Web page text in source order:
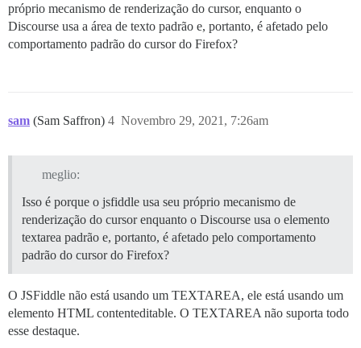
próprio mecanismo de renderização do cursor, enquanto o
Discourse usa a área de texto padrão e, portanto, é afetado pelo
comportamento padrão do cursor do Firefox?
sam (Sam Saffron) Novembro 29, 2021, 7:26am
4
meglio:
Isso é porque o jsfiddle usa seu próprio mecanismo de
renderização do cursor enquanto o Discourse usa o elemento
textarea padrão e, portanto, é afetado pelo comportamento
padrão do cursor do Firefox?
O JSFiddle não está usando um TEXTAREA, ele está usando um
elemento HTML contenteditable. O TEXTAREA não suporta todo
esse destaque.